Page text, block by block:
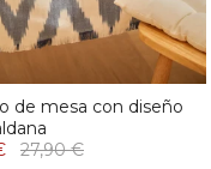
de mesa con diseño
27,90 €